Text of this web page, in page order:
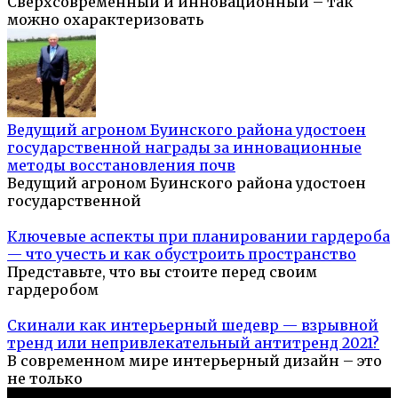
можно охарактеризовать
Ведущий агроном Буинского района удостоен
государственной награды за инновационные
методы восстановления почв
Ведущий агроном Буинского района удостоен
государственной
Ключевые аспекты при планировании гардероба
— что учесть и как обустроить пространство
Представьте, что вы стоите перед своим
гардеробом
Скинали как интерьерный шедевр — взрывной
тренд или непривлекательный антитренд 2021?
В современном мире интерьерный дизайн – это
не только